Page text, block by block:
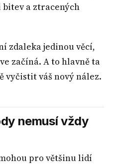
a ztracených
zdaleka jedinou věcí,
začíná. A to hlavně ta
vyčistit váš nový nález.
nemusí vždy
pro většinu lidí